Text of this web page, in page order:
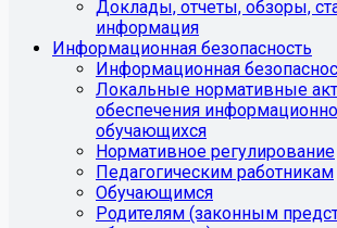
Доклады, отчеты, обзоры,
информация
Информационная безопасность
Информационная
Локальные нормативные
обеспечения
обучающихся
Нормативное регулирование
Педагогическим работникам
Обучающимся
Родителям (законным